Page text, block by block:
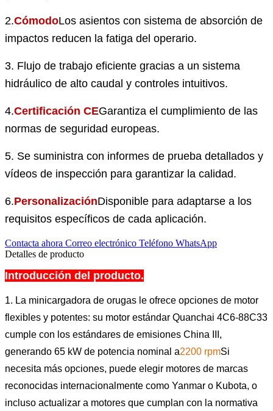
2.CómodoLos asientos con sistema de absorción de
impactos reducen la fatiga del operario.
3. Flujo de trabajo eficiente gracias a un sistema
hidráulico de alto caudal y controles intuitivos.
4.Certificación CEGarantiza el cumplimiento de las
normas de seguridad europeas.
5. Se suministra con informes de prueba detallados y
vídeos de inspección para garantizar la calidad.
6.PersonalizaciónDisponible para adaptarse a los
requisitos específicos de cada aplicación.
Contacta ahora Correo electrónico Teléfono WhatsApp
Detalles de producto
Introducción del producto.
1. La minicargadora de orugas le ofrece opciones de motor
flexibles y potentes: su motor estándar Quanchai 4C6-88C33
cumple con los estándares de emisiones China III,
generando 65 kW de potencia nominal a2200 rpmSi
necesita más opciones, puede elegir motores de marcas
reconocidas internacionalmente como Yanmar o Kubota, o
incluso actualizar a motores que cumplan con la normativa